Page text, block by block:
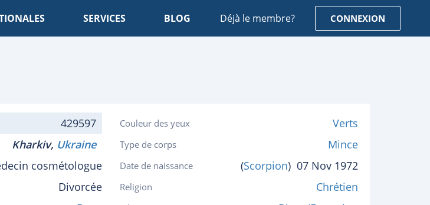
SERVICES BLOG Déjà le membre? CONNEXION
429597
Kharkiv, Ukraine
cosmétologue
Divorcée
Couleur des yeux Verts
Type de corps Mince
Date de naissance (Scorpion) 07 Nov 1972
Religion Chrétien